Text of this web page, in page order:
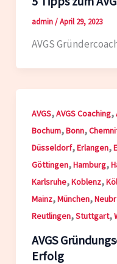
admin/April 29, 2023
AVGS
AVGS,AVGS Coaching,
Bochum,Bonn,
Düsseldorf,Erlangen,
Göttingen,Hamburg,
Karlsruhe,Koblenz,
Mainz,München,
Reutlingen,Stuttgart,
AVGS
Erfolg